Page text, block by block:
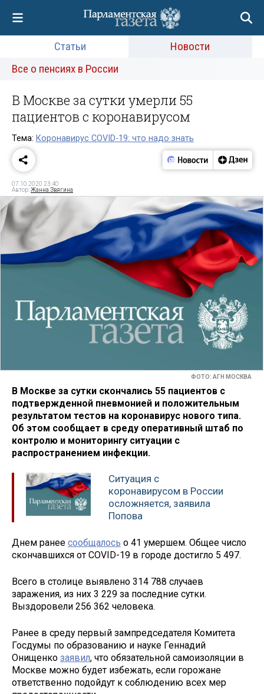
Статьи
Новости
Все о пенсиях в России
В Москве за сутки умерли 55
пациентов с коронавирусом
Тема: Коронавирус COVID-19: что надо знать
07.10.2020 23:40
Автор:Жанна Звягина
ФОТО: АГН МОСКВА
В Москве за сутки скончались 55 пациентов с
подтвержденной пневмонией и положительным
результатом тестов на коронавирус нового типа.
Об этом сообщает в среду оперативный штаб по
контролю и мониторингу ситуации с
распространением инфекции.
Ситуация с
коронавирусом в России
осложняется, заявила
Попова
Днем ранее сообщалось о 41 умершем. Общее число
скончавшихся от COVID-19 в городе достигло 5 497.
Всего в столице выявлено 314 788 случаев
заражения, из них 3 229 за последние сутки.
Выздоровели 256 362 человека.
Ранее в среду первый зампредседателя Комитета
Госдумы по образованию и науке Геннадий
Онищенко заявил, что обязательной самоизоляции в
Москве можно будет избежать, если горожане
ответственно подойдут к соблюдению всех мер